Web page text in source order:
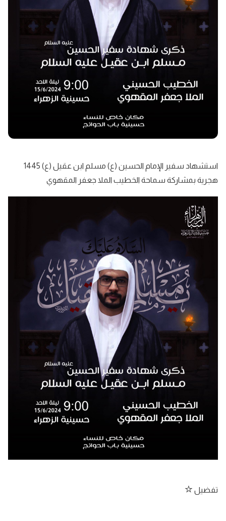
استشهاد سفير الإمام الحسين (ع) مسلم ابن عقيل (ع) 1445
هجرية بمشاركة سماحة الخطيب الملا جعفر المقهوي
تفضيل